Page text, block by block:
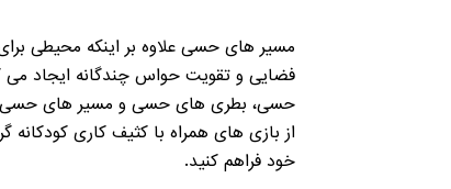
مسیر های حسی علاوه بر اینکه محیطی
حسی، بطری های حسی و مسیر های حسی
از بازی های همراه با کثیف کاری
خود فراهم کنید.